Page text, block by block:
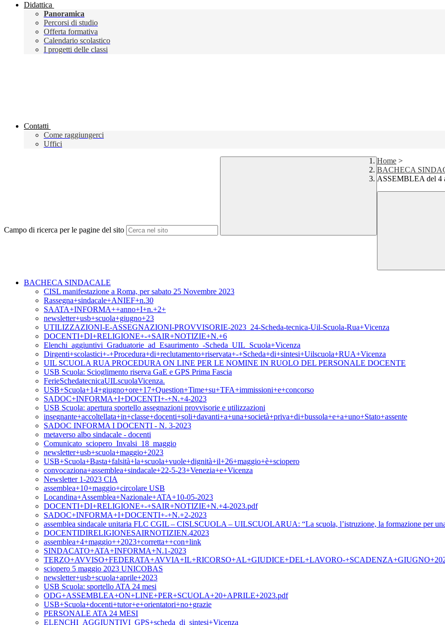
Didattica
Panoramica
Percorsi di studio
Offerta formativa
Calendario scolastico
I progetti delle classi
Contatti
Come raggiungerci
Uffici
Campo di ricerca per le pagine del sito
Home >
BACHECA
ASSEMBLEA del 4
BACHECA SINDACALE
CISL manifestazione a Roma, per sabato 25 Novembre 2023
Rassegna+sindacale+ANIEF+n.30
SAATA+INFORMA++anno+I+n.+2+
newsletter+usb+scuola+giugno+23
UTILIZZAZIONI-E-ASSEGNAZIONI-PROVVISORIE-2023_24-Scheda-tecnica-Uil-Scuola-Rua+Vicenza
DOCENTI+DI+RELIGIONE+-+SAIR+NOTIZIE+N.+6
Elenchi_aggiuntivi_Graduatorie_ad_Esaurimento_-Scheda_UIL_Scuola+Vicenza
Dirgenti+scolastici+-+Procedura+di+reclutamento+riservata+-+Scheda+di+sintesi+Uilscuola+RUA+Vicenza
UIL SCUOLA RUA PROCEDURA ON LINE PER LE NOMINE IN RUOLO DEL PERSONALE DOCENTE
USB Scuola: Scioglimento riserva GaE e GPS Prima Fascia
FerieSchedatecnicaUILscuolaVicenza.
USB+Scuola+14+giugno+ore+17+Question+Time+su+TFA+immissioni+e+concorso
SADOC+INFORMA+I+DOCENTI+-+N.+4-2023
USB Scuola: apertura sportello assegnazioni provvisorie e utilizzazioni
insegnante+accoltellata+in+classe+docenti+soli+davanti+a+una+società+priva+di+bussola+e+a+uno+Stato+assente
SADOC INFORMA I DOCENTI - N. 3-2023
metaverso albo sindacale - docenti
Comunicato_sciopero_Invalsi_18_maggio
newsletter+usb+scuola+maggio+2023
USB+Scuola+Basta+falsità+la+scuola+vuole+dignità+il+26+maggio+è+sciopero
convocaziona+assemblea+sindacale+22-5-23+Venezia+e+Vicenza
Newsletter 1-2023 CIA
assemblea+10+maggio+circolare USB
Locandina+Assemblea+Nazionale+ATA+10-05-2023
DOCENTI+DI+RELIGIONE+-+SAIR+NOTIZIE+N.+4-2023.pdf
SADOC+INFORMA+I+DOCENTI+-+N.+2-2023
assemblea sindacale unitaria FLC CGIL – CISLSCUOLA – UILSCUOLARUA: “La scuola, l’istruzione, la formazione per
DOCENTIDIRELIGIONESAIRNOTIZIEN.42023
assemblea+4+maggio++2023+corretta++con+link
SINDACATO+ATA+INFORMA+N.1-2023
TERZO+AVVISO+FEDERATA+AVVIA+IL+RICORSO+AL+GIUDICE+DEL+LAVORO-
sciopero 5 maggio 2023 UNICOBAS
newsletter+usb+scuola+aprile+2023
USB Scuola: sportello ATA 24 mesi
ODG+ASSEMBLEA+ON+LINE+PER+SCUOLA+20+APRILE+2023.pdf
USB+Scuola+docenti+tutor+e+orientatori+no+grazie
PERSONALE ATA 24 MESI
ELENCHI_AGGIUNTIVI_GPS+scheda_di_sintesi+Vicenza